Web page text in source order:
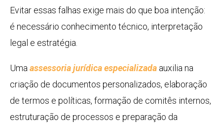
Evitar essas falhas exige mais do que boa intenção:
é necessário conhecimento técnico, interpretação
legal e estratégia.
Uma assessoria jurídica especializada auxilia na
criação de documentos personalizados, elaboração
de termos e políticas, formação de comitês internos,
estruturação de processos e preparação da